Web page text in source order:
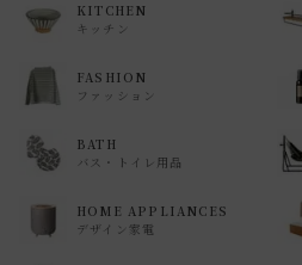
KITCHEN
キッチン
FASHION
ファッション
BATH
バス・トイレ用品
HOME APPLIANCES
デザイン家電